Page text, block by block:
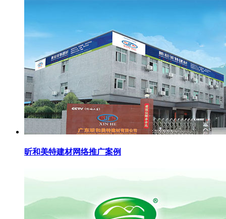
昕和美特建材网络推广案例